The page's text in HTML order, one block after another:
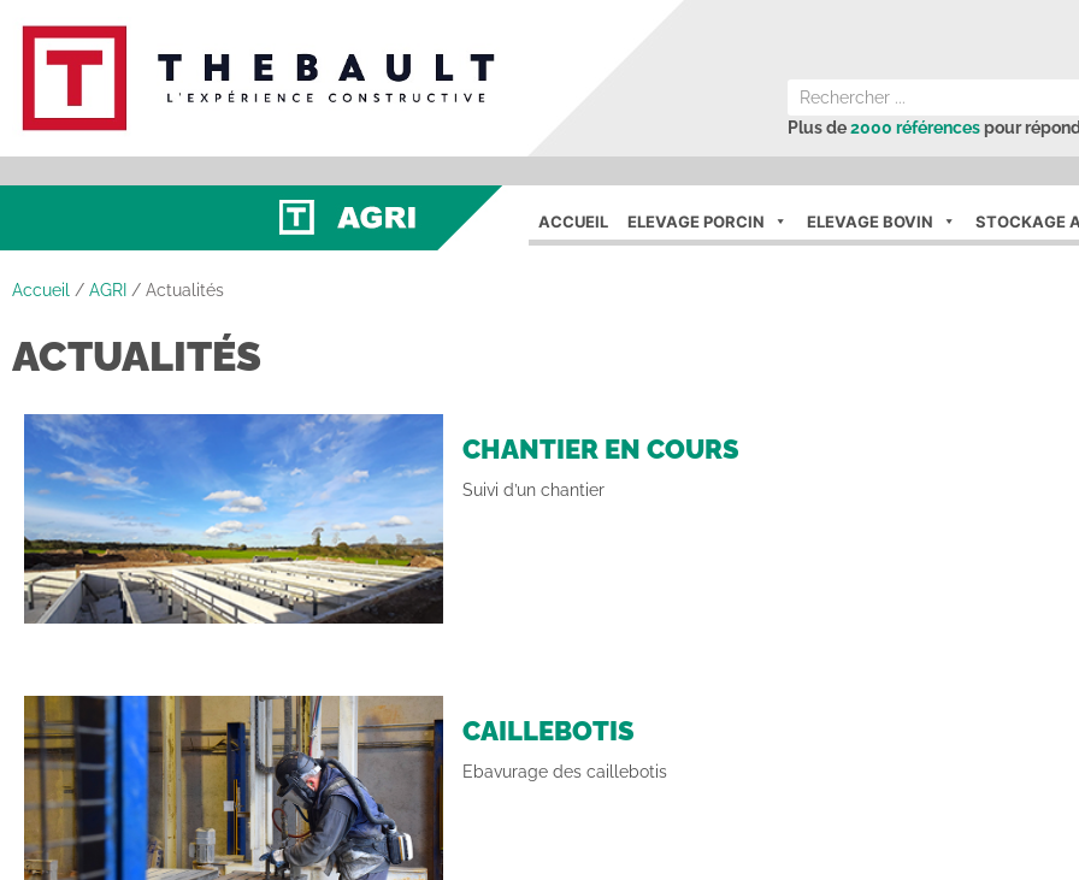
Plus de2000 référencespour
ACCUEIL ELEVAGE PORCIN ELEVAGE BOVIN STOCKAGE
Accueil / AGRI / Actualités
ACTUALITÉS
CHANTIER EN COURS
Suivi d’un chantier
CAILLEBOTIS
Ebavurage des caillebotis